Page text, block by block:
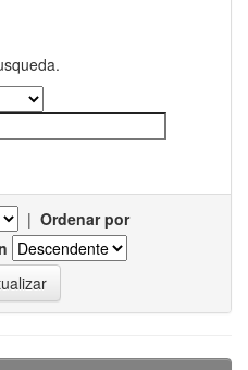
| Ordenar por